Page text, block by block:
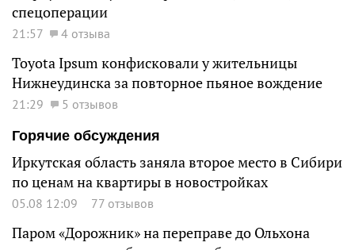
спецоперации
21:57 4 отзыва
Toyota Ipsum конфисковали у жительницы
Нижнеудинска за повторное пьяное вождение
21:29
5 отзывов
Горячие обсуждения
Иркутская область заняла второе место в Сибири
по ценам на квартиры в новостройках
05.08 12:09 77 отзывов
Паром «Дорожник» на переправе до Ольхона